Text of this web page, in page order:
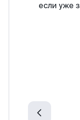
если уже